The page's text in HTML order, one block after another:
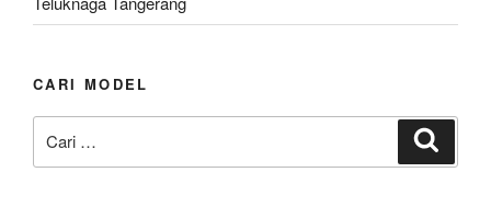
CARI MODEL
untuk: